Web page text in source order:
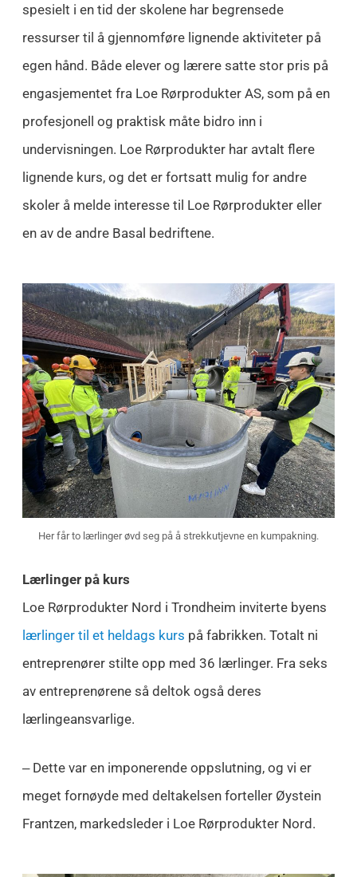
spesielt i en tid der skolene har begrensede
ressurser til å gjennomføre lignende aktiviteter på
egen hånd. Både elever og lærere satte stor pris på
engasjementet fra Loe Rørprodukter AS, som på en
profesjonell og praktisk måte bidro inn i
undervisningen. Loe Rørprodukter har avtalt flere
lignende kurs, og det er fortsatt mulig for andre
skoler å melde interesse til Loe Rørprodukter eller
en av de andre Basal bedriftene.
Her får to lærlinger øvd seg på å strekkutjevne en kumpakning.
Lærlinger på kurs
Loe Rørprodukter Nord i Trondheim inviterte byens
lærlinger til et heldags kurs på fabrikken. Totalt ni
entreprenører stilte opp med 36 lærlinger. Fra seks
av entreprenørene så deltok også deres
lærlingeansvarlige.
‒ Dette var en imponerende oppslutning, og vi er
meget fornøyde med deltakelsen forteller Øystein
Frantzen, markedsleder i Loe Rørprodukter Nord.